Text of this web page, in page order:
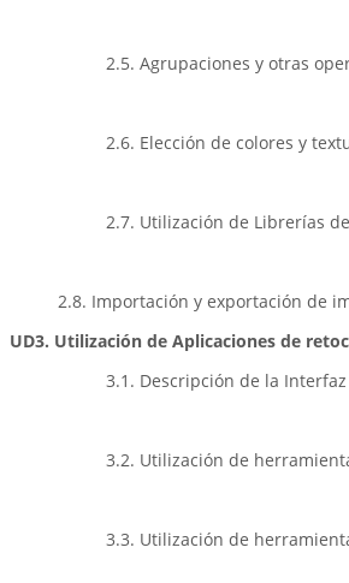
2.5. Agrupaciones y otras
2.6. Elección de colores y
2.7. Utilización de Librerías
2.8. Importación y exportación de
UD3. Utilización de Aplicaciones de
3.1. Descripción de la
3.2. Utilización de
3.3. Utilización de